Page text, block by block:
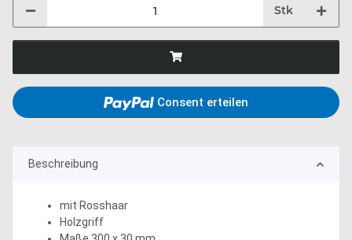
Stk
Consent erteilen
Beschreibung
mit Rosshaar
Holzgriff